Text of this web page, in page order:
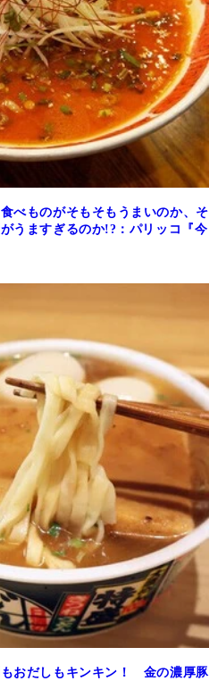
べものがそもそもうまいのか、そ
うますぎるのか!?：パリッコ『今
もおだしもキンキン！ 金の濃厚豚